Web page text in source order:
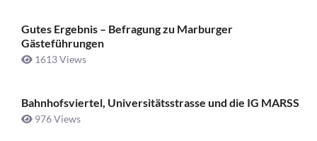
Gutes Ergebnis – Befragung zu Marburger
Gästeführungen
1613 Views
Bahnhofsviertel, Universitätsstrasse und die IG MARSS
976 Views